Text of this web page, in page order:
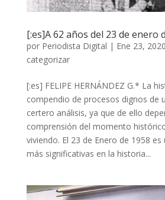
[:es]A 62 años del 23 de enero
por Periodista Digital | Ene 23, 2020
categorizar
[:es] FELIPE HERNÁNDEZ G.* La
compendio de procesos dignos de
certero análisis, ya que de ello
comprensión del momento
viviendo. El 23 de Enero de 1958
más significativas en la historia...